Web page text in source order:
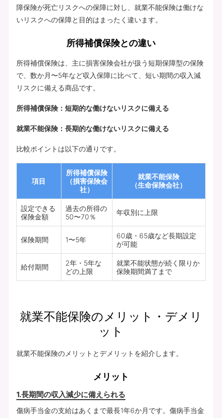
障保険が死亡リスクへの保障に対し、就業不能保険は働けな
いリスクへの保障と目的はまったく違います。
所得補償保険との違い
所得補償保険は、主に損害保険会社が扱う短期保障型の保険
で、数か月〜5年など収入保障に比べて、短い期間の収入減
リスクに備える商品です。
所得補償保険：短期的な働けないリスクに備える
就業不能保険：長期的な働けないリスクに備える
比較ポイントは以下の通りです。
項目
所得補償保険
（損害保険会
社）
就業不能保険
（生命保険会社）
設定できる
保険金額
過去の所得の
50〜70％
年収別に上限
保険期間 1〜5年
60歳・65歳など長期設定
が可能
給付期間
2年・5年な
どの上限
就業不能状態が続く限りか
保険期間満了まで
就業不能保険のメリット・デメリ
ット
就業不能保険のメリットとデメリットを紹介します。
メリット
1.長期間の収入減少に備えられる
傷病手当金の支給はあくまで最長1年6か月です。傷病手当金